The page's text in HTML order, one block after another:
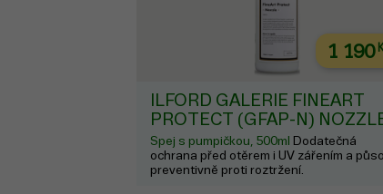
1 190
ILFORD GALERIE FINEART
PROTECT (GFAP-N)
Spej s pumpičkou, 500ml Dodatečná
ochrana před otěrem i UV zářením a
preventivně proti roztržení.